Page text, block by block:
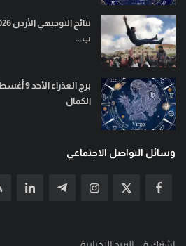
ب...
الكمال
وسائل التواصل الاجتماعي